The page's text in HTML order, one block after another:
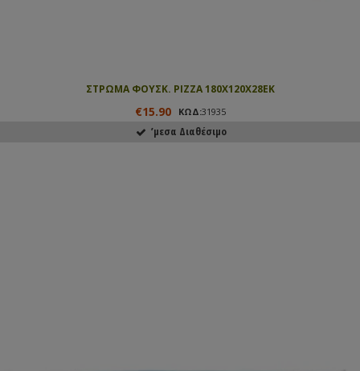
ΣΤΡΩΜΑ ΦΟΥΣΚ. PIZZA 180Χ120Χ28ΕΚ
€15.90 ΚΩΔ:31935
ʼμεσα Διαθέσιμο